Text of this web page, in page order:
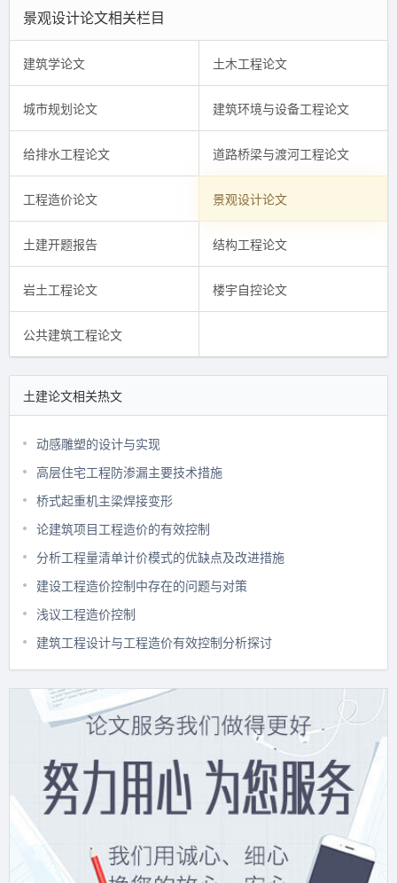
景观设计论文相关栏目
建筑学论文 土木工程论文
城市规划论文 建筑环境与设备工程论文
给排水工程论文 道路桥梁与渡河工程论文
工程造价论文 景观设计论文
土建开题报告 结构工程论文
岩土工程论文 楼宇自控论文
公共建筑工程论文
土建论文相关热文
动感雕塑的设计与实现
高层住宅工程防渗漏主要技术措施
桥式起重机主梁焊接变形
论建筑项目工程造价的有效控制
分析工程量清单计价模式的优缺点及改进措施
建设工程造价控制中存在的问题与对策
浅议工程造价控制
建筑工程设计与工程造价有效控制分析探讨